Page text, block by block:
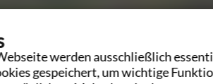
werden ausschließlich
gespeichert, um wichtige